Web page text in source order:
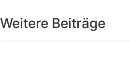
Weitere Beiträge